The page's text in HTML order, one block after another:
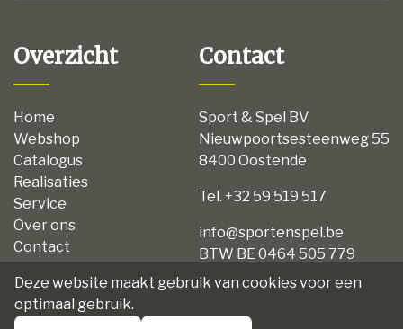
Overzicht
Home
Webshop
Catalogus
Realisaties
Service
Over ons
Contact
Disclaimer
Algemene voorwaarden
Contact
Sport & Spel BV
Nieuwpoortsesteenweg 55
8400 Oostende
Tel. +32 59 519 517
info@sportenspel.be
BTW BE 0464 505 779
Deze website maakt gebruik van cookies voor een
optimaal gebruik.